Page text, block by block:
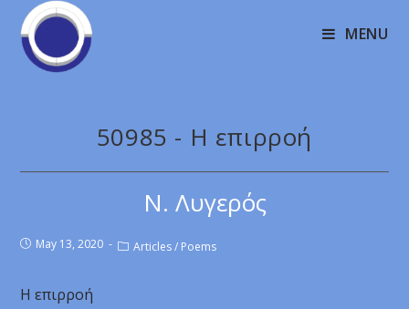
MENU
50985 - Η επιρροή
Ν. Λυγερός
May 13, 2020 Articles / Poems
Η επιρροή